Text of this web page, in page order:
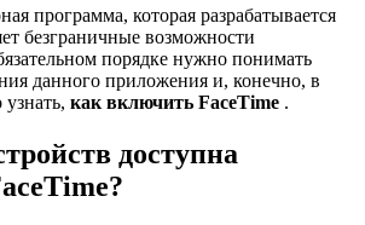
программа, которая разрабатывается
безграничные возможности
порядке нужно понимать
данного приложения и, конечно, в
как включить FaceTime .
доступна